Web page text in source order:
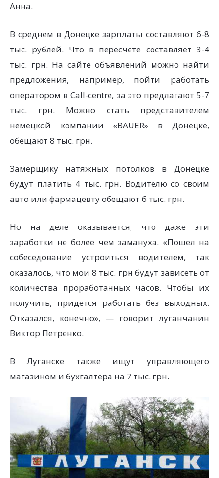
Анна.
В среднем в Донецке зарплаты составляют 6-8
тыс. рублей. Что в пересчете составляет 3-4
тыс. грн. На сайте объявлений можно найти
предложения, например, пойти работать
оператором в Саll-centre, за это предлагают 5-7
тыс. грн. Можно стать представителем
немецкой компании «BAUER» в Донецке,
обещают 8 тыс. грн.
Замерщику натяжных потолков в Донецке
будут платить 4 тыс. грн. Водителю со своим
авто или фармацевту обещают 6 тыс. грн.
Но на деле оказывается, что даже эти
заработки не более чем замануха. «Пошел на
собеседование устроиться водителем, так
оказалось, что мои 8 тыс. грн будут зависеть от
количества проработанных часов. Чтобы их
получить, придется работать без выходных.
Отказался, конечно», — говорит луганчанин
Виктор Петренко.
В Луганске также ищут управляющего
магазином и бухгалтера на 7 тыс. грн.